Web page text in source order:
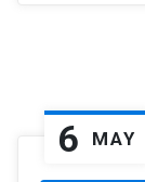
6 MAY